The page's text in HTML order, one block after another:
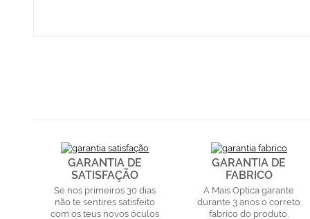
GARANTIA DE
SATISFAÇÃO
Se nos primeiros 30 dias
não te sentires satisfeito
com os teus novos óculos
GARANTIA DE
FABRICO
A Mais Optica garante
durante 3 anos o correto
fabrico do produto.